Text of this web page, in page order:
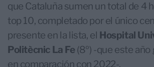
que Cataluña sumen un total de 4
top 10, completado por el único
presente en la lista, el Hospital
Politècnic La Fe (8º) -que este
en comparación con 2022-.